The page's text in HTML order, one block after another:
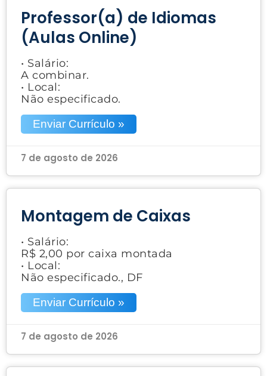
Professor(a) de Idiomas
(Aulas Online)
• Salário:
A combinar.
• Local:
Não especificado.
Enviar Currículo »
7 de agosto de 2026
Montagem de Caixas
• Salário:
R$ 2,00 por caixa montada
• Local:
Não especificado., DF
Enviar Currículo »
7 de agosto de 2026